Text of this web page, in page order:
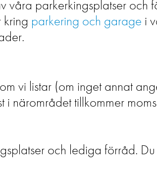
våra parkerkingsplatser och
kring parkering och garage i
vi listar (om inget annat
i närområdet tillkommer
och lediga förråd.